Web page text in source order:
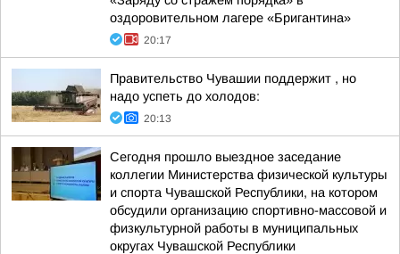
оздоровительном лагере «Бригантина»
20:17
Правительство Чувашии поддержит , но
надо успеть до холодов:
20:13
Сегодня прошло выездное заседание
коллегии Министерства физической культуры
и спорта Чувашской Республики, на котором
обсудили организацию спортивно-массовой и
физкультурной работы в муниципальных
округах Чувашской Республики